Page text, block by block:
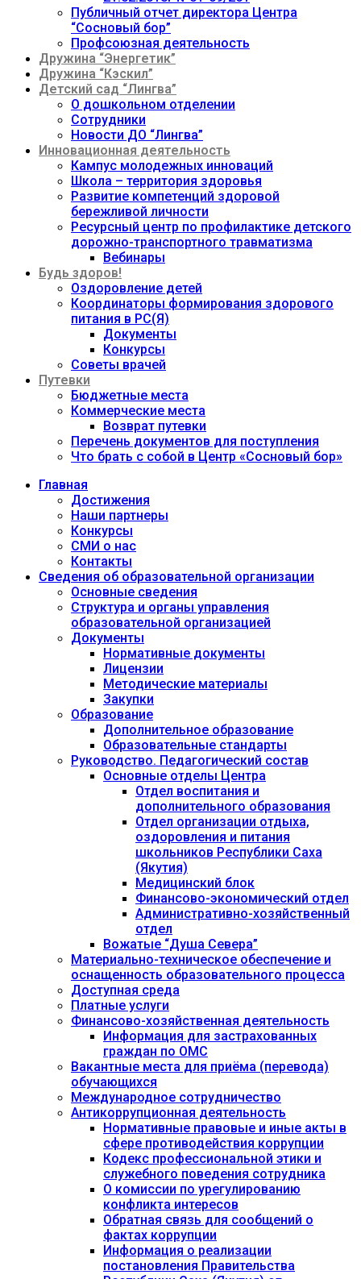
Публичный отчет директора Центра
“Сосновый бор”
Профсоюзная деятельность
Дружина “Энергетик”
Дружина “Кэскил”
Детский сад “Лингва”
О дошкольном отделении
Сотрудники
Новости ДО “Лингва”
Инновационная деятельность
Кампус молодежных инноваций
Школа – территория здоровья
Развитие компетенций здоровой
бережливой личности
Ресурсный центр по профилактике детского
дорожно-транспортного травматизма
Вебинары
Будь здоров!
Оздоровление детей
Координаторы формирования здорового
питания в РС(Я)
Документы
Конкурсы
Советы врачей
Путевки
Бюджетные места
Коммерческие места
Возврат путевки
Перечень документов для поступления
Что брать с собой в Центр «Сосновый бор»
Главная
Достижения
Наши партнеры
Конкурсы
СМИ о нас
Контакты
Сведения об образовательной организации
Основные сведения
Структура и органы управления
образовательной организацией
Документы
Нормативные документы
Лицензии
Методические материалы
Закупки
Образование
Дополнительное образование
Образовательные стандарты
Руководство. Педагогический состав
Основные отделы Центра
Отдел воспитания и
дополнительного образования
Отдел организации отдыха,
оздоровления и питания
школьников Республики Саха
(Якутия)
Медицинский блок
Финансово-экономический отдел
Административно-хозяйственный
отдел
Вожатые “Душа Севера”
Материально-техническое обеспечение и
оснащенность образовательного процесса
Доступная среда
Платные услуги
Финансово-хозяйственная деятельность
Информация для застрахованных
граждан по ОМС
Вакантные места для приёма (перевода)
обучающихся
Международное сотрудничество
Антикоррупционная деятельность
Нормативные правовые и иные акты в
сфере противодействия коррупции
Кодекс профессиональной этики и
служебного поведения сотрудника
О комиссии по урегулированию
конфликта интересов
Обратная связь для сообщений о
фактах коррупции
Информация о реализации
постановления Правительства